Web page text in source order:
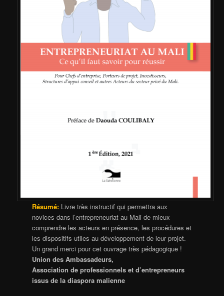
Résumé: Livre très instructif qui permettra aux
novices dans l’entrepreneuriat au Mali de mieux
comprendre les acteurs en présence, les procédures et
les dispositifs utiles au développement de leur projet.
Un grand merci pour cet ouvrage très pédagogique !
Union des Ambassadeurs,
Association de professionnels et d’entrepreneurs
issus de la diaspora malienne